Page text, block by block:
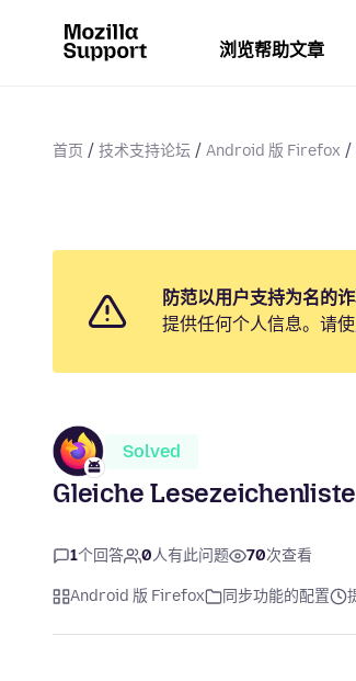
浏览帮助文章
首页 技术支持论坛 Android 版 Firefox
防范以用户支持为名的诈
提供任何个人信息。请
Solved
Gleiche
1个回答 0人有此问题 70次查看
Android 版 Firefox 同步功能的配置